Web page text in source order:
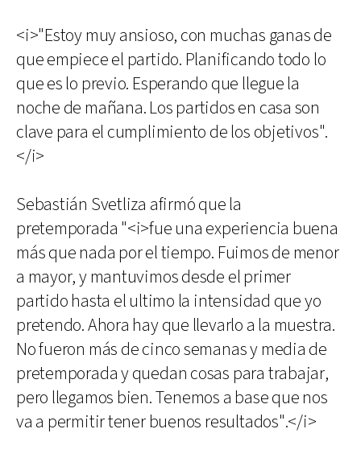
<i>"Estoy muy ansioso, con muchas ganas de
que empiece el partido. Planificando todo lo
que es lo previo. Esperando que llegue la
noche de mañana. Los partidos en casa son
clave para el cumplimiento de los objetivos".
</i>
Sebastián Svetliza afirmó que la
pretemporada "<i>fue una experiencia buena
más que nada por el tiempo. Fuimos de menor
a mayor, y mantuvimos desde el primer
partido hasta el ultimo la intensidad que yo
pretendo. Ahora hay que llevarlo a la muestra.
No fueron más de cinco semanas y media de
pretemporada y quedan cosas para trabajar,
pero llegamos bien. Tenemos a base que nos
va a permitir tener buenos resultados".</i>